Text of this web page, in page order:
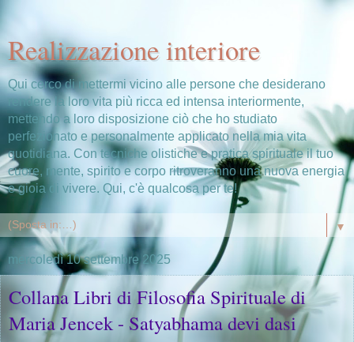
Realizzazione interiore
Qui cerco di mettermi vicino alle persone che desiderano
rendere la loro vita più ricca ed intensa interiormente,
mettendo a loro disposizione ciò che ho studiato
perfezionato e personalmente applicato nella mia vita
quotidiana. Con tecniche olistiche e pratica spirituale il tuo
cuore, mente, spirito e corpo ritroveranno una nuova energia
e gioia di vivere. Qui, c'è qualcosa per te!
▼
mercoledì 10 settembre 2025
Collana Libri di Filosofia Spirituale di
Maria Jencek - Satyabhama devi dasi